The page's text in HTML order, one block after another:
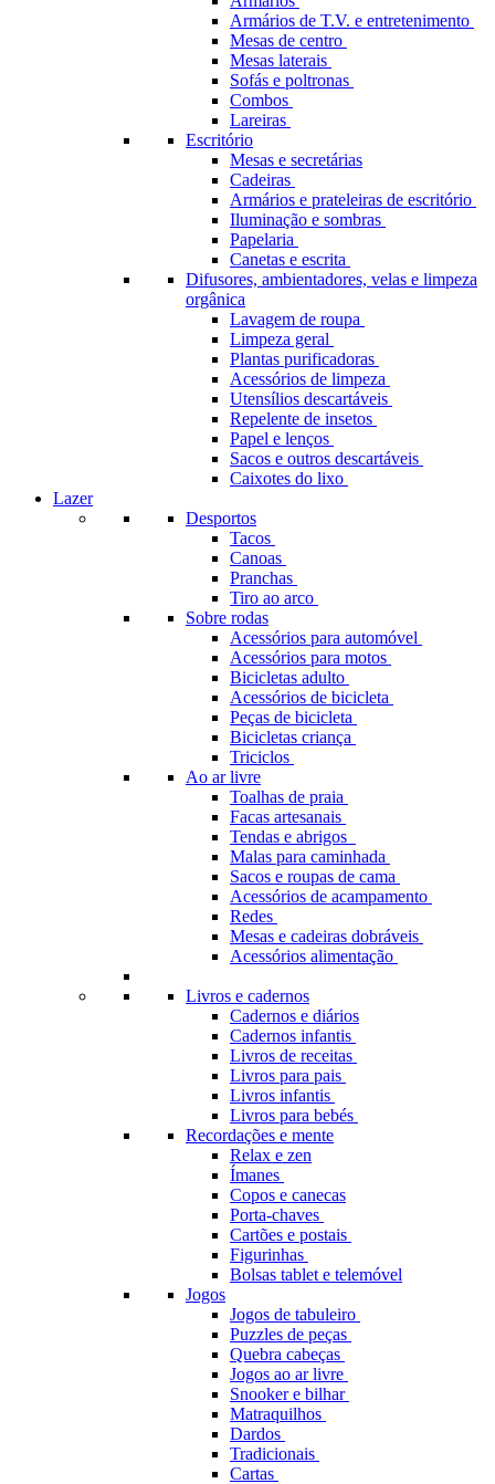
Armários de T.V. e entretenimento
Mesas de centro
Mesas laterais
Sofás e poltronas
Combos
Lareiras
Escritório
Mesas e secretárias
Cadeiras
Armários e prateleiras de escritório
Iluminação e sombras
Papelaria
Canetas e escrita
Difusores, ambientadores, velas e limpeza
orgânica
Lavagem de roupa
Limpeza geral
Plantas purificadoras
Acessórios de limpeza
Utensílios descartáveis
Repelente de insetos
Papel e lenços
Sacos e outros descartáveis
Caixotes do lixo
Lazer
Desportos
Tacos
Canoas
Pranchas
Tiro ao arco
Sobre rodas
Acessórios para automóvel
Acessórios para motos
Bicicletas adulto
Acessórios de bicicleta
Peças de bicicleta
Bicicletas criança
Triciclos
Ao ar livre
Toalhas de praia
Facas artesanais
Tendas e abrigos
Malas para caminhada
Sacos e roupas de cama
Acessórios de acampamento
Redes
Mesas e cadeiras dobráveis
Acessórios alimentação
Livros e cadernos
Cadernos e diários
Cadernos infantis
Livros de receitas
Livros para pais
Livros infantis
Livros para bebés
Recordações e mente
Relax e zen
Ímanes
Copos e canecas
Porta-chaves
Cartões e postais
Figurinhas
Bolsas tablet e telemóvel
Jogos
Jogos de tabuleiro
Puzzles de peças
Quebra cabeças
Jogos ao ar livre
Snooker e bilhar
Matraquilhos
Dardos
Tradicionais
Cartas